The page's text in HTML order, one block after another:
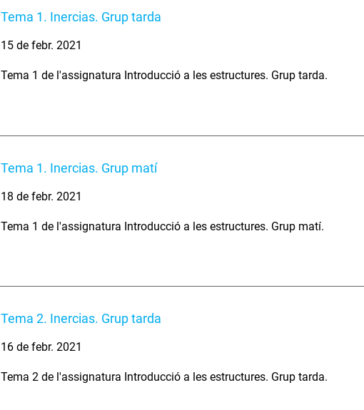
Tema 1. Inercias. Grup tarda
15 de febr. 2021
Tema 1 de l'assignatura Introducció a les estructures. Grup tarda.
Tema 1. Inercias. Grup matí
18 de febr. 2021
Tema 1 de l'assignatura Introducció a les estructures. Grup matí.
Tema 2. Inercias. Grup tarda
16 de febr. 2021
Tema 2 de l'assignatura Introducció a les estructures. Grup tarda.